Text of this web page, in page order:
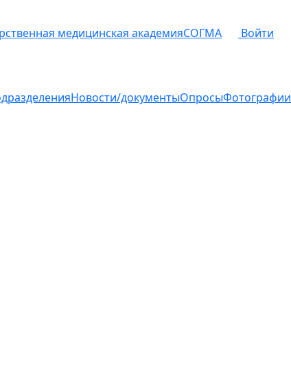
медицинская академияСОГМА Войти
Новости/документыОпросыФотографии